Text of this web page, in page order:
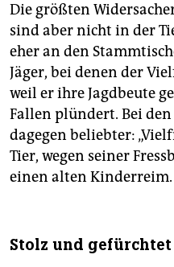
Die größten
sind aber nicht in der
eher an den
Jäger, bei denen der
weil er ihre Jagdbeute
Fallen plündert. Bei
dagegen beliebter:
Tier, wegen seiner
einen alten Kinderreim.
Stolz und gefürchtet